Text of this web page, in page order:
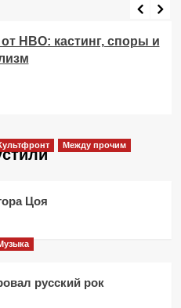
HBO: кастинг, споры и
Между прочим
Цоя
русский рок